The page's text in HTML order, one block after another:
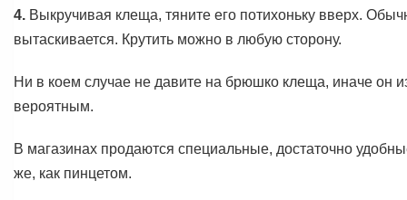
4. Выкручивая клеща, тяните его потихоньку вверх.
вытаскивается. Крутить можно в любую сторону.
Ни в коем случае не давите на брюшко клеща, иначе он
вероятным.
В магазинах продаются специальные, достаточно
же, как пинцетом.